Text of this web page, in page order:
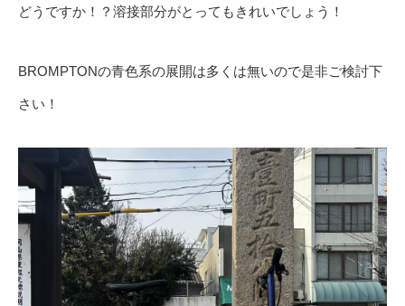
どうですか！？溶接部分がとってもきれいでしょう！
BROMPTONの青色系の展開は多くは無いので是非ご検討下
さい！